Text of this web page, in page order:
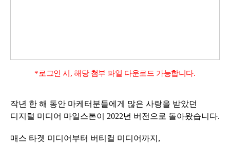
*로그인 시, 해당 첨부 파일 다운로드 가능합니다.
작년 한 해 동안 마케터분들에게 많은 사랑을 받았던
디지털 미디어 마일스톤이 2022년 버전으로 돌아왔습니다.
매스 타겟 미디어부터 버티컬 미디어까지,